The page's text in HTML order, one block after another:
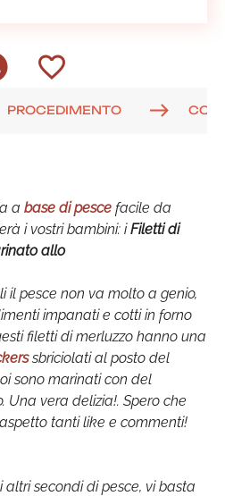
PROCEDIMENTO
a base di pesce facile da
i vostri bambini: iFiletti di
allo
il pesce non va molto a genio,
impanati e cotti in forno
filetti di merluzzo hanno una
sbriciolati al posto del
sono marinati con del
Una vera delizia!. Spero che
tanti like e commenti!
altri secondi di pesce, vi basta